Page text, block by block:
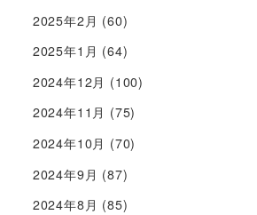
2025年2月 (60)
2025年1月 (64)
2024年12月 (100)
2024年11月 (75)
2024年10月 (70)
2024年9月 (87)
2024年8月 (85)